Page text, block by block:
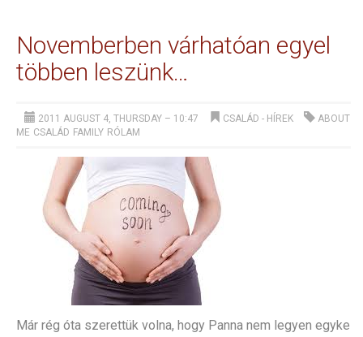
Novemberben várhatóan egyel
többen leszünk…
2011 AUGUST 4, THURSDAY – 10:47 CSALÁD - HÍREK
ABOUT
ME CSALÁD FAMILY RÓLAM
Már rég óta szerettük volna, hogy Panna nem legyen egyke